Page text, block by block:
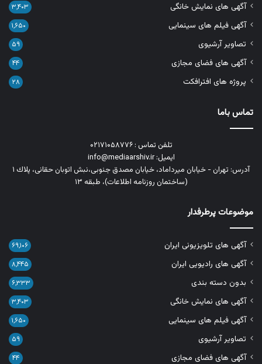
آگهی های نمایش خانگی ۳,۴۰۳
آگهی فیلم های سینمایی ۱,۶۵۰
تصاویر آرشیوی ۵۹
آگهی های فضای مجازی ۴۴
پروژه های افترافکت ۲۸
تماس باما
تلفن تماس : ۰۲۱۷۱۰۵۸۷۷۶
ایمیل: info@mediaarshiv.ir
آدرس: تهران - خیابان میرداماد، خیابان مصدق جنوبی،نبش اتوبان حقانی، پلاك ١
(ساختمان روزنامه اطلاعات)، طبقه ۱۳
موضوعات پرطرفدار
آگهی های تلویزیونی ایران ۶۹,۱۰۶
آگهی های رادیویی ایران ۸,۴۴۵
بدون دسته بندی ۶,۳۳۳
آگهی های نمایش خانگی ۳,۴۰۳
آگهی فیلم های سینمایی ۱,۶۵۰
تصاویر آرشیوی ۵۹
آگهی های فضای مجازی ۴۴